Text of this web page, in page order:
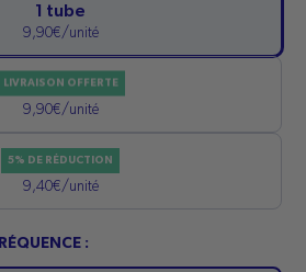
1 tube
9,90€/unité
LIVRAISON OFFERTE
4 tubes
9,90€/unité
5% DE RÉDUCTION
6 tubes
9,40€/unité
: